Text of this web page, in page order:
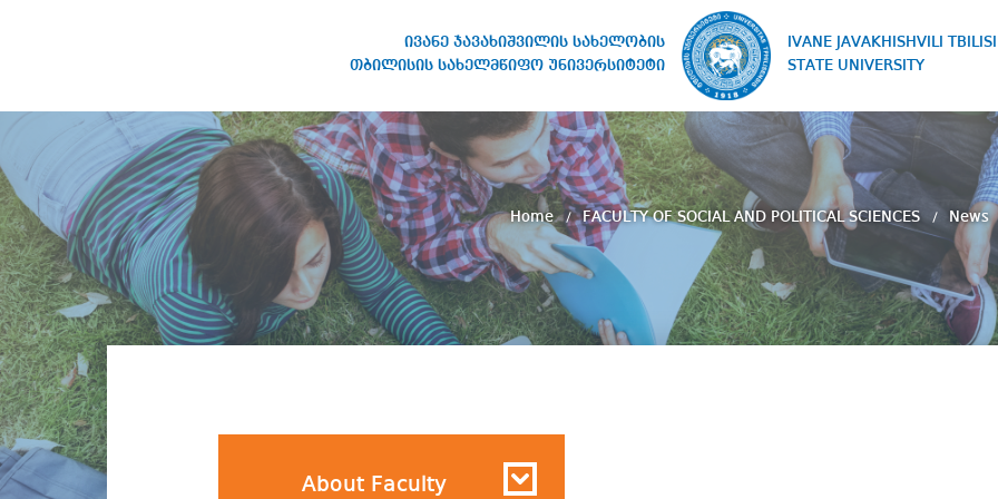
ივანე ჯავახიშვილის სახელობის
თბილისის სახელმწიფო უნივერსიტეტი
IVANE JAVAKHISHVILI TBILISI
STATE UNIVERSITY
STATE UNIVERSITY
Home FACULTY OF SOCIAL AND POLITICAL SCIENCES News
About Faculty